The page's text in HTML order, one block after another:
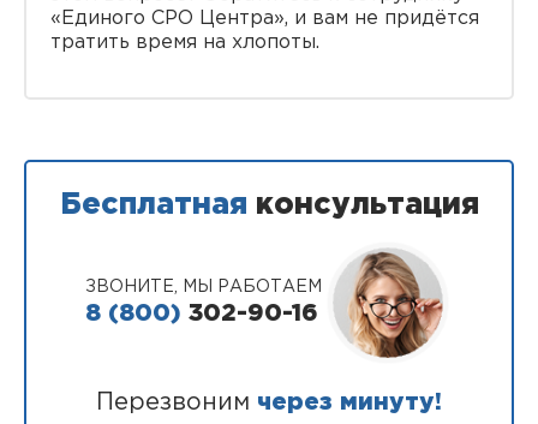
«Единого СРО Центра», и вам не придётся
тратить время на хлопоты.
Бесплатная консультация
ЗВОНИТЕ, МЫ РАБОТАЕМ
8 (800) 302-90-16
Перезвоним через минуту!